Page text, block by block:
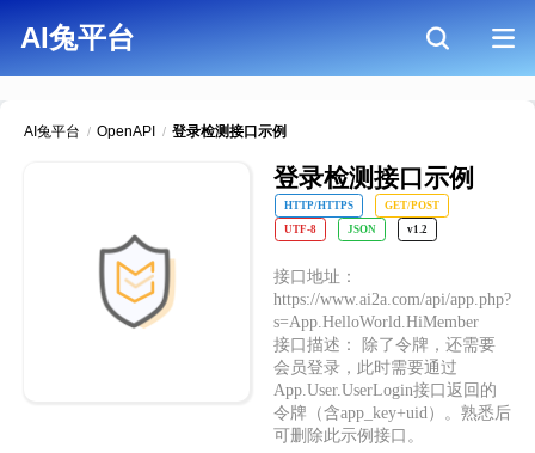
AI兔平台
AI兔平台 / OpenAPI / 登录检测接口示例
登录检测接口示例
HTTP/HTTPS GET/POST
UTF-8 JSON v1.2
接口地址：
https://www.ai2a.com/api/app.php?
s=App.HelloWorld.HiMember
接口描述： 除了令牌，还需要
会员登录，此时需要通过
App.User.UserLogin接口返回的
令牌（含app_key+uid）。熟悉后
可删除此示例接口。